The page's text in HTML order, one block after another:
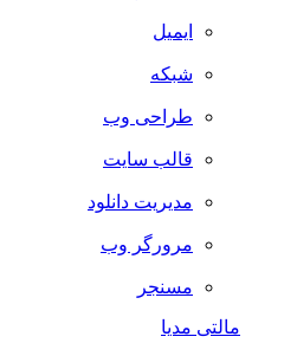
ایمیل
شبکه
طراحی وب
قالب سایت
مدیریت دانلود
مرورگر وب
مسنجر
مالتی مدیا